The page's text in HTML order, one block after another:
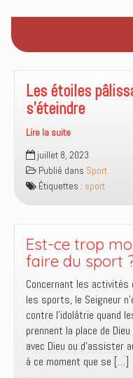
Les étoiles
s’éteindre
Lire la suite
Les
étoiles
pâlissantes
finissent
s’éteindre
juillet 8, 2023
Publié dans Sport
Étiquettes : sport
Est-ce trop
faire du sport
Concernant les activités
les sports, le Seigneur
contre l’idolâtrie quand
prennent la place de
avec Dieu ou d’assister
à ce moment que se […]